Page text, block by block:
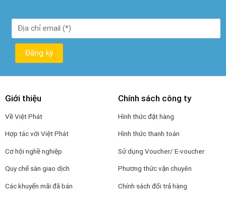
Giới thiệu
Về Việt Phát
Hợp tác với Việt Phát
Cơ hội nghề nghiệp
Quy chế sàn giao dịch
Các khuyến mãi đã bán
Chính sách công ty
Hình thức đặt hàng
Hình thức thanh toán
Sử dụng Voucher/ E-voucher
Phương thức vận chuyên
Chính sách đổi trả hàng